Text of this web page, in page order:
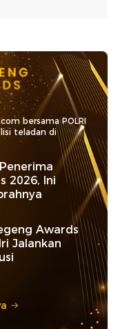
bersama POLRI
teladan di
2026, Ini
Awards
Jalankan